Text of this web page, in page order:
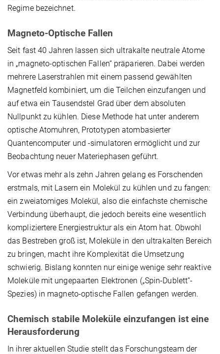
Regime bezeichnet.
Magneto-Optische Fallen
Seit fast 40 Jahren lassen sich ultrakalte neutrale Atome
in „magneto-optischen Fallen“ präparieren. Dabei werden
mehrere Laserstrahlen mit einem passend gewählten
Magnetfeld kombiniert, um die Teilchen einzufangen und
auf etwa ein Tausendstel Grad über dem absoluten
Nullpunkt zu kühlen. Diese Methode hat unter anderem
optische Atomuhren, Prototypen atombasierter
Quantencomputer und -simulatoren ermöglicht und zur
Beobachtung neuer Materiephasen geführt.
Vor etwas mehr als zehn Jahren gelang es Forschenden
erstmals, mit Lasern ein Molekül zu kühlen und zu fangen:
ein zweiatomiges Molekül, also die einfachste chemische
Verbindung überhaupt, die jedoch bereits eine wesentlich
kompliziertere Energiestruktur als ein Atom hat. Obwohl
das Bestreben groß ist, Moleküle in den ultrakalten Bereich
zu bringen, macht ihre Komplexität die Umsetzung
schwierig. Bislang konnten nur einige wenige sehr reaktive
Moleküle mit ungepaarten Elektronen („Spin-Dublett“-
Spezies) in magneto-optische Fallen gefangen werden.
Chemisch stabile Moleküle einzufangen ist eine
Herausforderung
In ihrer aktuellen Studie stellt das Forschungsteam der